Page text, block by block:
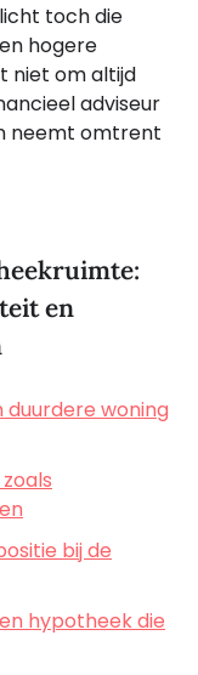
toch die
hogere
niet om altijd
adviseur
neemt omtrent
en
woning
bij de
hypotheek die